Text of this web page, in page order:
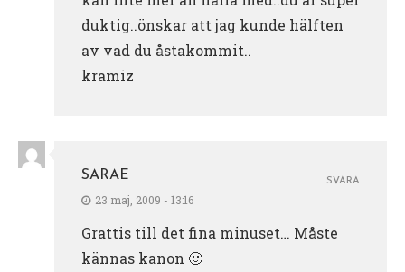
duktig..önskar att jag kunde hälften
av vad du åstakommit..
kramiz
SARAE
23 maj, 2009 - 13:16
Grattis till det fina minuset… Måste
kännas kanon 🙂
SVARA